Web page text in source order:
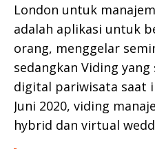
London untuk
adalah aplikasi untuk
orang, menggelar
sedangkan Viding
digital pariwisata saat
Juni 2020, viding
hybrid dan virtual